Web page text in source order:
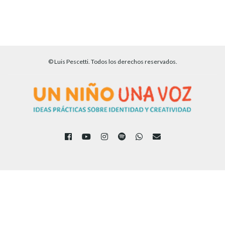
© Luis Pescetti. Todos los derechos reservados.